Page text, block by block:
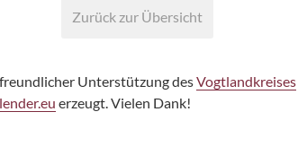
Zurück zur Übersicht
Unterstützung desVogtlandkreises
erzeugt. Vielen Dank!